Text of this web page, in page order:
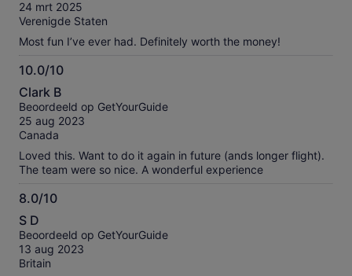
24 mrt 2025
Verenigde Staten
Most fun I’ve ever had. Definitely worth the money!
10.0/10
10.0
van
10
Clark B
Beoordeeld op GetYourGuide
25 aug 2023
Canada
Loved this. Want to do it again in future (ands longer flight).
The team were so nice. A wonderful experience
8.0/10
8.0
van
10
S D
Beoordeeld op GetYourGuide
13 aug 2023
Britain